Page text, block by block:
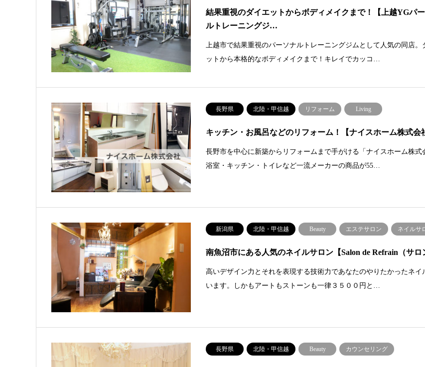
結果重視のダイエットからボディメイクまで！【上越YGパ
ルトレーニングジ…
上越市で結果重視のパーソナルトレーニングジムとして人気の同店。
ットから本格的なボディメイクまで！キレイでカッコ…
長野県 北陸・甲信越 リフォーム Living
キッチン・お風呂などのリフォーム！【ナイスホーム株式会
長野市を中心に新築からリフォームまで手がける「ナイスホーム株式
浴室・キッチン・トイレなど一流メーカーの商品が55…
新潟県 北陸・甲信越 Beauty エステサロン ネイルサ
南魚沼市にある人気のネイルサロン【Salon de Refrain（サ
高いデザイン力とそれを表現する技術力であなたのやりたかったネイ
います。しかもアートもストーンも一律３５００円と…
長野県 北陸・甲信越 Beauty カウンセリング